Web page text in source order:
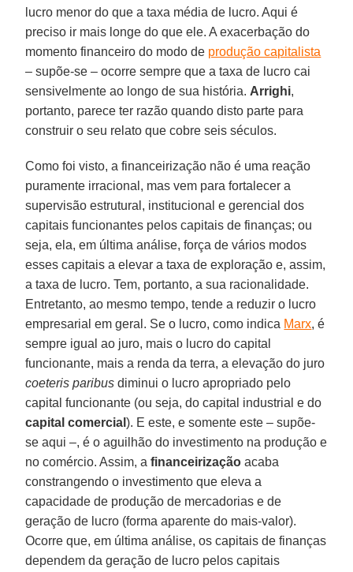
lucro menor do que a taxa média de lucro. Aqui é
preciso ir mais longe do que ele. A exacerbação do
momento financeiro do modo de produção capitalista
– supõe-se – ocorre sempre que a taxa de lucro cai
sensivelmente ao longo de sua história. Arrighi,
portanto, parece ter razão quando disto parte para
construir o seu relato que cobre seis séculos.
Como foi visto, a financeirização não é uma reação
puramente irracional, mas vem para fortalecer a
supervisão estrutural, institucional e gerencial dos
capitais funcionantes pelos capitais de finanças; ou
seja, ela, em última análise, força de vários modos
esses capitais a elevar a taxa de exploração e, assim,
a taxa de lucro. Tem, portanto, a sua racionalidade.
Entretanto, ao mesmo tempo, tende a reduzir o lucro
empresarial em geral. Se o lucro, como indica Marx, é
sempre igual ao juro, mais o lucro do capital
funcionante, mais a renda da terra, a elevação do juro
coeteris paribus diminui o lucro apropriado pelo
capital funcionante (ou seja, do capital industrial e do
capital comercial). E este, e somente este – supõe-
se aqui –, é o aguilhão do investimento na produção e
no comércio. Assim, afinanceirização acaba
constrangendo o investimento que eleva a
capacidade de produção de mercadorias e de
geração de lucro (forma aparente do mais-valor).
Ocorre que, em última análise, os capitais de finanças
dependem da geração de lucro pelos capitais